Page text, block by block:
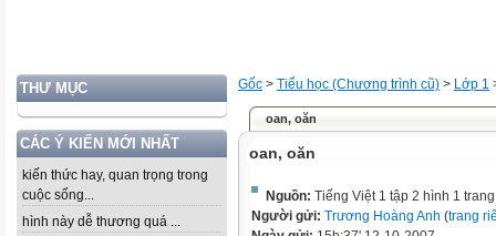
THƯ MỤC
CÁC Ý KIẾN MỚI NHẤT
kiến thức hay, quan trọng trong
cuộc sống...
hình này dễ thương quá ...
Gốc > Tiểu học (Chương trình cũ) > Lớp 1
oan, oăn
oan, oăn
Nguồn: Tiếng Việt 1 tập 2 hình 1
Người gửi: Trương Hoàng Anh (trang